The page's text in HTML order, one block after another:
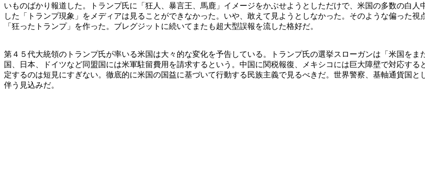
いものばかり報道した。トランプ氏に「狂人、暴言王、馬鹿」イメージをかぶせようとしただけで、米国の多数の白
した「トランプ現象」をメディアは見ることができなかった。いや、敢えて見ようとしなかった。そのような偏った
「狂ったトランプ」を作った。ブレグジットに続いてまたも超大型誤報を流した格好だ。
第４５代大統領のトランプ氏が率いる米国は大々的な変化を予告している。トランプ氏の選挙スローガンは「米国を
国、日本、ドイツなど同盟国には米軍駐留費用を請求するという。中国に関税報復、メキシコには巨大障壁で対応す
定するのは短見にすぎない。徹底的に米国の国益に基づいて行動する民族主義で見るべきだ。世界警察、基軸通貨国
伴う見込みだ。